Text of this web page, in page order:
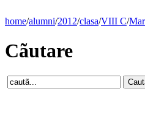
home/alumni/2012/clasa/VIII C/
Cãutare